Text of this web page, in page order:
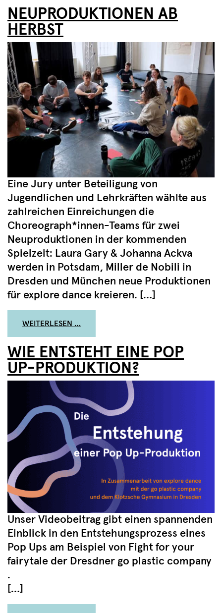
NEUPRODUKTIONEN AB
HERBST
Eine Jury unter Beteiligung von
Jugendlichen und Lehrkräften wählte aus
zahlreichen Einreichungen die
Choreograph*innen-Teams für zwei
Neuproduktionen in der kommenden
Spielzeit: Laura Gary & Johanna Ackva
werden in Potsdam, Miller de Nobili in
Dresden und München neue Produktionen
für explore dance kreieren. […]
WEITERLESEN …
WIE ENTSTEHT EINE POP
UP-PRODUKTION?
Unser Videobeitrag gibt einen spannenden
Einblick in den Entstehungsprozess eines
Pop Ups am Beispiel von Fight for your
fairytale der Dresdner go plastic company
.
[…]